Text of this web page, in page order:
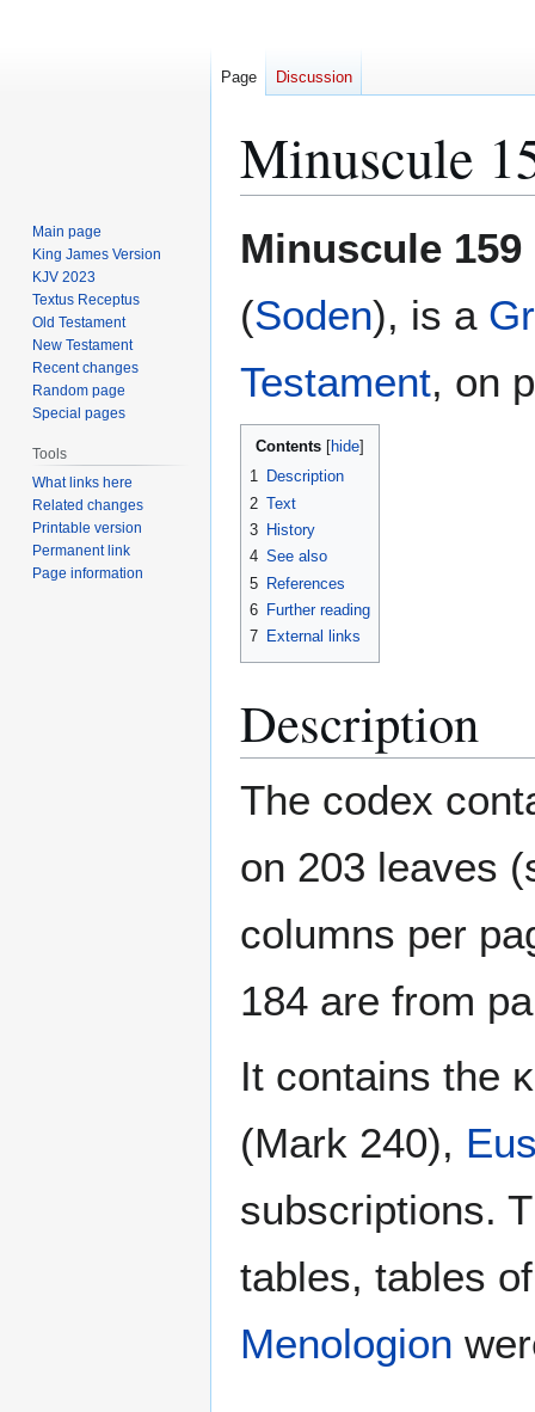
Minuscule
toto
Minuscule 159
(Soden), is a
Testament, on
Contents
1 Description
2 Text
3 History
4 See also
5 References
6 Further reading
7 External links
Description
The codex
on 203 leaves
columns per
184 are from
It contains the
(Mark 240),
subscriptions.
tables, tables
Menologion
Page Discussion
Main page
King James Version
KJV 2023
Textus Receptus
Old Testament
New Testament
Recent changes
Random page
Special pages
Tools
What links here
Related changes
Printable version
Permanent link
Page information